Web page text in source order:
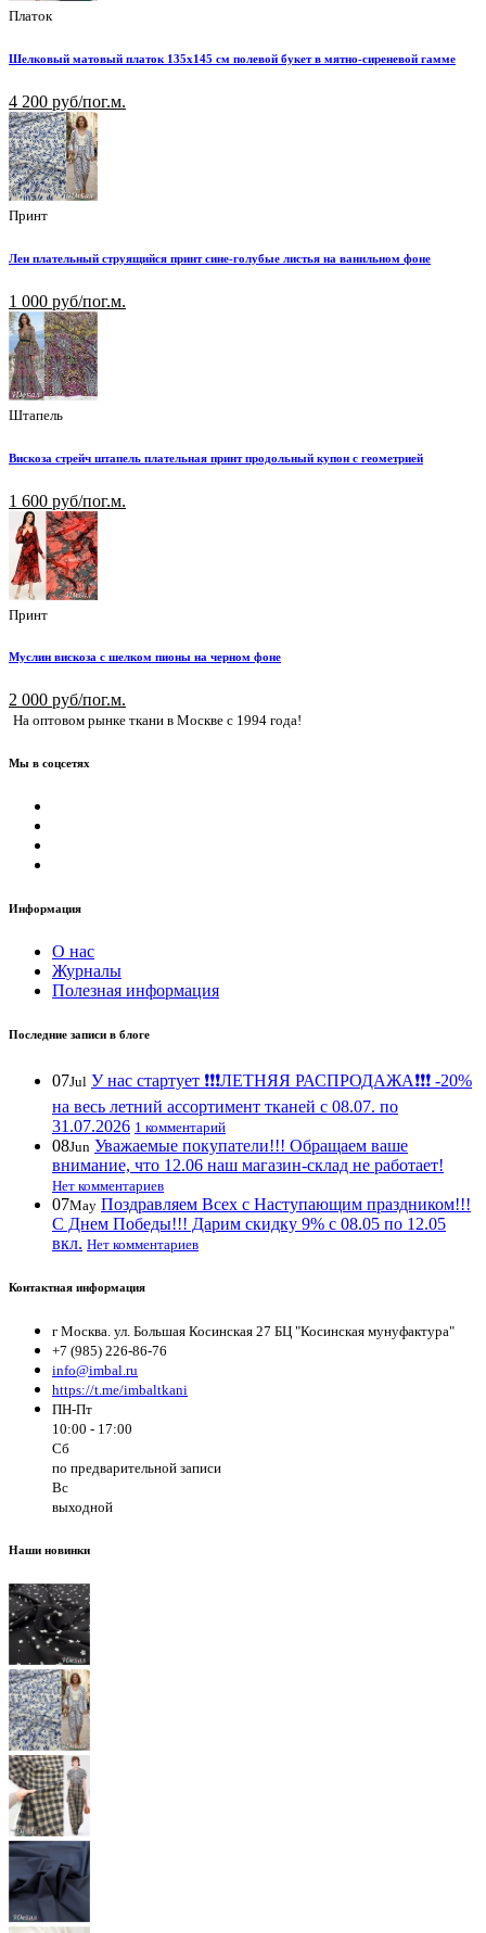
Платок
Шелковый матовый платок 135х145 см полевой букет в мятно-сиреневой гамме
4 200 руб/пог.м.
Принт
Лен плательный струящийся принт сине-голубые листья на ванильном фоне
1 000 руб/пог.м.
Штапель
Вискоза стрейч штапель плательная принт продольный купон с геометрией
1 600 руб/пог.м.
Принт
Муслин вискоза с шелком пионы на черном фоне
2 000 руб/пог.м.
На оптовом рынке ткани в Москве с 1994 года!
Мы в соцсетях
Информация
О нас
Журналы
Полезная информация
Последние записи в блоге
07Jul У нас стартует ❗️❗️❗️ЛЕТНЯЯ РАСПРОДАЖА❗️❗️❗️ -20%
на весь летний ассортимент тканей с 08.07. по
31.07.2026 1 комментарий
08Jun Уважаемые покупатели!!! Обращаем ваше
внимание, что 12.06 наш магазин-склад не работает!
Нет комментариев
07May Поздравляем Всех с Наступающим праздником!!!
С Днем Победы!!! Дарим скидку 9% с 08.05 по 12.05
вкл. Нет комментариев
Контактная информация
г Москва. ул. Большая Косинская 27 БЦ "Косинская мунуфактура"
+7 (985) 226-86-76
info@imbal.ru
https://t.me/imbaltkani
ПН-Пт
10:00 - 17:00
Сб
по предварительной записи
Вс
выходной
Наши новинки